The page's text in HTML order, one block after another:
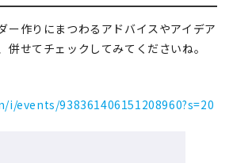
ー作りにまつわるアドバイスやアイデア
併せてチェックしてみてくださいね。
events/938361406151208960?s=20